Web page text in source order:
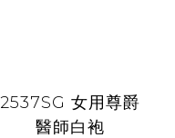
2537SG 女用尊爵
醫師白袍